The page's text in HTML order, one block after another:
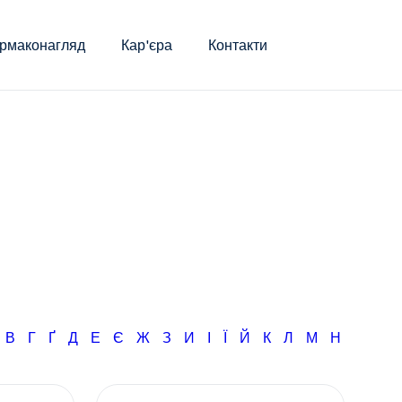
Кар'єра Контакти
В Г Ґ Д Е Є Ж З И І Ї Й К Л М Н